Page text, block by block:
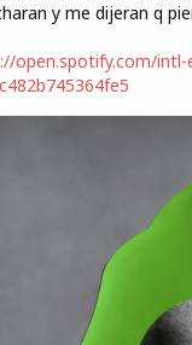
y me dijeran q
open.spotify.com/intl-